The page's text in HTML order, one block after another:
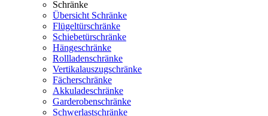
Schränke
Übersicht Schränke
Flügeltürschränke
Schiebetürschränke
Hängeschränke
Rollladenschränke
Vertikalauszugschränke
Fächerschränke
Akkuladeschränke
Garderobenschränke
Schwerlastschränke